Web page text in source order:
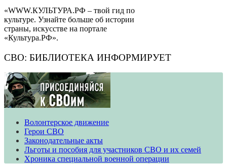
«WWW.КУЛЬТУРА.РФ – твой гид по
культуре. Узнайте больше об истории
страны, искусстве на портале
«Культура.РФ».
СВО: БИБЛИОТЕКА ИНФОРМИРУЕТ
Волонтерское движение
​​​​​​​Герои СВО
Законодательные акты
Льготы и пособия для участников СВО и их семей
Хроника специальной военной операции